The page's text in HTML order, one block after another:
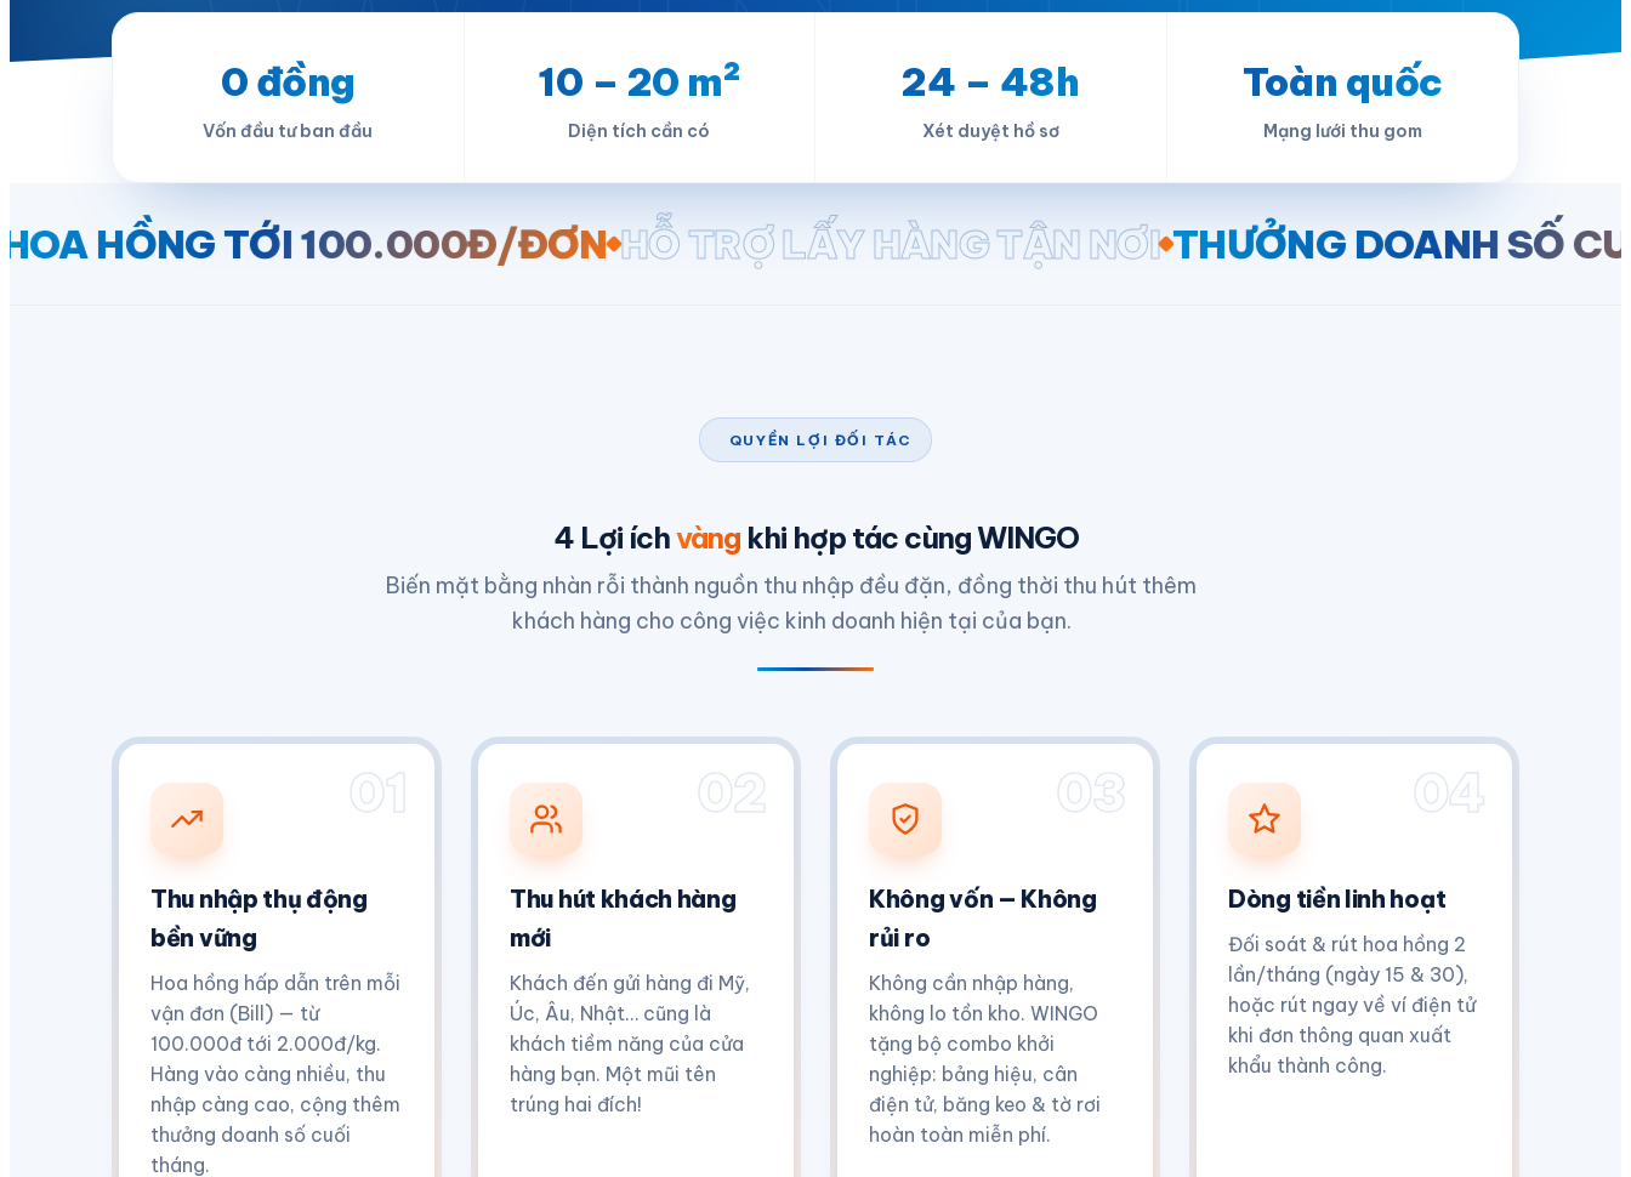
0 đồng
Vốn đầu tư ban đầu
10 – 20 m²
Diện tích cần có
24 – 48h
Xét duyệt hồ sơ
Toàn quốc
Mạng lưới thu gom
TỚI 100.000Đ/ĐƠN HỖ TRỢ LẤY HÀNG TẬN NƠI THƯỞNG DOANH SỐ CUỐI
QUYỀN LỢI ĐỐI TÁC
4 Lợi íchvàngkhi hợp tác cùng WINGO
Biến mặt bằng nhàn rỗi thành nguồn thu nhập đều đặn, đồng thời thu hút thêm
khách hàng cho công việc kinh doanh hiện tại của bạn.
01
Thu nhập thụ động
bền vững
Hoa hồng hấp dẫn trên mỗi
vận đơn (Bill) — từ
100.000đ tới 2.000đ/kg.
Hàng vào càng nhiều, thu
nhập càng cao, cộng thêm
thưởng doanh số cuối
tháng.
02
Thu hút khách hàng
mới
Khách đến gửi hàng đi Mỹ,
Úc, Âu, Nhật… cũng là
khách tiềm năng của cửa
hàng bạn. Một mũi tên
trúng hai đích!
03
Không vốn — Không
rủi ro
Không cần nhập hàng,
không lo tồn kho. WINGO
tặng bộ combo khởi
nghiệp: bảng hiệu, cân
điện tử, băng keo & tờ rơi
hoàn toàn miễn phí.
04
Dòng tiền linh hoạt
Đối soát & rút hoa hồng 2
lần/tháng (ngày 15 & 30),
hoặc rút ngay về ví điện tử
khi đơn thông quan xuất
khẩu thành công.